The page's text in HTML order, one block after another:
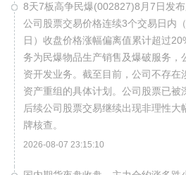
8天7板高争民爆(002827)8月7日发
公司股票交易价格连续3个交易日内
日）收盘价格涨幅偏离值累计超过
务为民爆物品生产销售及爆破服务，
资开发业务。截至目前，公司不存在
资产重组的具体计划。公司股票已被
后续公司股票交易继续出现非理性大
牌核查。
2026-08-07 23:15:10